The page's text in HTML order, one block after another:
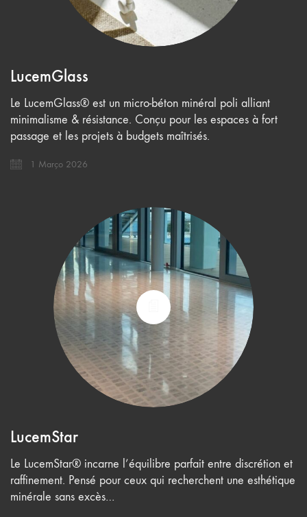
LucemGlass
Le LucemGlass® est un micro-béton minéral poli alliant
minimalisme & résistance. Conçu pour les espaces à fort
passage et les projets à budgets maîtrisés.
1 Março 2026
LucemStar
Le LucemStar® incarne l’équilibre parfait entre discrétion et
raffinement. Pensé pour ceux qui recherchent une esthétique
minérale sans excès…